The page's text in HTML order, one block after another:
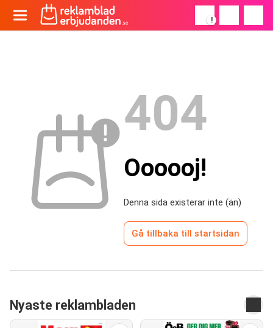
!
404
Oooooj!
Denna sida existerar inte (än)
Gå tillbaka till startsidan
Nyaste reklambladen